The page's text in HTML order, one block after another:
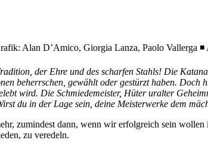
Alan D’Amico, Giorgia Lanza, Paolo Vallerga ◾
der Ehre und des scharfen Stahls! Die
beherrschen, gewählt oder gestürzt haben.
wird. Die Schmiedemeister, Hüter uralter
du in der Lage sein, deine Meisterwerke dem
zumindest dann, wenn wir erfolgreich sein
zu veredeln.